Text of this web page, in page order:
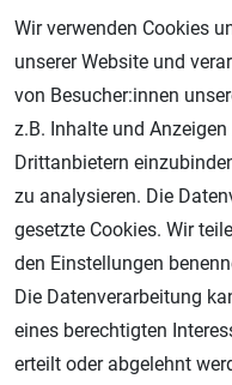
AGB Widerrufsrecht
Wir verwenden Cookies
unserer Website und
von Besucher:innen
z.B. Inhalte und
Drittanbietern
zu analysieren. Die
gesetzte Cookies. Wir
den Einstellungen
Die Datenverarbeitung
eines berechtigten
erteilt oder abgelehnt